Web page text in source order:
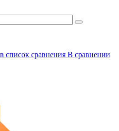
список сравнения В сравнении